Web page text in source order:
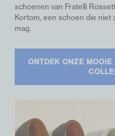
schoenen van Fratelli
Kortom, een schoen die niet
mag.
ONTDEK ONZE